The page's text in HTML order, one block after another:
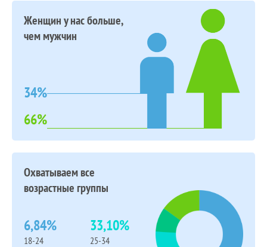
Женщин у нас больше,
чем мужчин
34%
66%
Охватываем все
возрастные группы
6,84%
18-24
33,10%
25-34